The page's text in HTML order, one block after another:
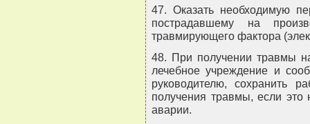
47. Оказать необходимую
пострадавшему на
травмирующего фактора
48. При получении травмы
лечебное учреждение и
руководителю, сохранить
получения травмы, если
аварии.